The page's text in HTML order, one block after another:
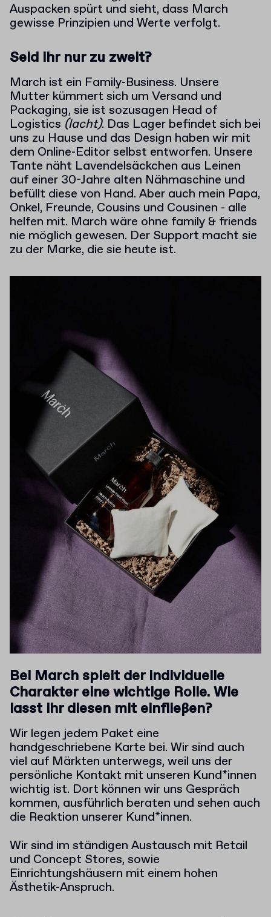
Auspacken spürt und sieht, dass March
gewisse Prinzipien und Werte verfolgt.
Seid ihr nur zu zweit?
March ist ein Family-Business. Unsere
Mutter kümmert sich um Versand und
Packaging, sie ist sozusagen Head of
Logistics (lacht). Das Lager befindet sich bei
uns zu Hause und das Design haben wir mit
dem Online-Editor selbst entworfen. Unsere
Tante näht Lavendelsäckchen aus Leinen
auf einer 30-Jahre alten Nähmaschine und
befüllt diese von Hand. Aber auch mein Papa,
Onkel, Freunde, Cousins und Cousinen - alle
helfen mit. March wäre ohne family & friends
nie möglich gewesen. Der Support macht sie
zu der Marke, die sie heute ist.
Bei March spielt der individuelle
Charakter eine wichtige Rolle. Wie
lasst ihr diesen mit einfließen?
Wir legen jedem Paket eine
handgeschriebene Karte bei. Wir sind auch
viel auf Märkten unterwegs, weil uns der
persönliche Kontakt mit unseren Kund*innen
wichtig ist. Dort können wir uns Gespräch
kommen, ausführlich beraten und sehen auch
die Reaktion unserer Kund*innen.
Wir sind im ständigen Austausch mit Retail
und Concept Stores, sowie
Einrichtungshäusern mit einem hohen
Ästhetik-Anspruch.